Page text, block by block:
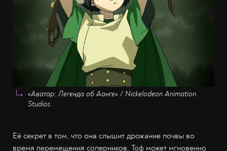
«Аватар: Легенда об Аанге» / Nickelodeon Animation
Studios
Её секрет в том, что она слышит дрожание почвы во
время перемещения соперников. Тоф может мгновенно